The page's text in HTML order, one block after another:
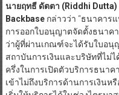
นายฤทธี ดัตตา (Riddhi Dutta)
Backbaseกล่าวว่า “ธนาคารแ
การออกใบอนุญาตจัดตั้งธนาค
ว่าผู้ที่ผ่านเกณฑ์จะได้รับใบอนุ
สถาบันการเงินและบริษัทที่ไม่
ครึ่งในการเปิดตัวบริการธนา
เข้าไม่ถึงบริการด้านการเงินห